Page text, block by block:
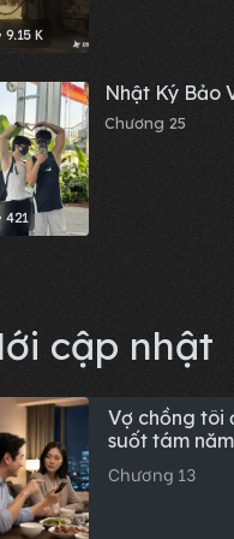
9.15 K
421
Nhật Ký Bảo
Chương 25
cập nhật
Vợ chồng tôi
suốt tám
vừa mua nhà
đêm đó tôi
triệu vào tài
một năm
Chương 13